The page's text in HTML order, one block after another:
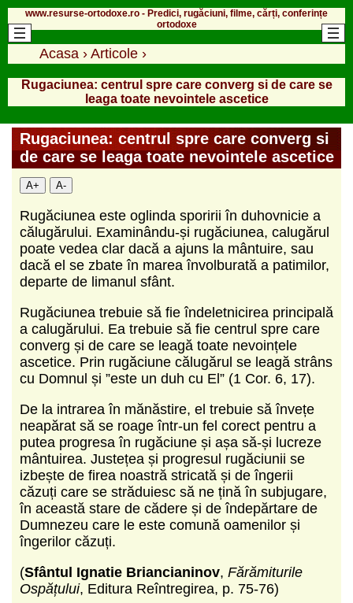
www.resurse-ortodoxe.ro - Predici, rugăciuni, filme, cărți, conferințe
ortodoxe
Acasa › Articole ›
Rugaciunea: centrul spre care converg si de care se
leaga toate nevointele ascetice
Rugaciunea: centrul spre care converg si
de care se leaga toate nevointele ascetice
A+ A-
Rugăciunea este oglinda sporirii în duhovnicie a
călugărului. Examinându-și rugăciunea, calugărul
poate vedea clar dacă a ajuns la mântuire, sau
dacă el se zbate în marea învolburată a patimilor,
departe de limanul sfânt.
Rugăciunea trebuie să fie îndeletnicirea principală
a calugărului. Ea trebuie să fie centrul spre care
converg și de care se leagă toate nevoințele
ascetice. Prin rugăciune călugărul se leagă strâns
cu Domnul și ”este un duh cu El” (1 Cor. 6, 17).
De la intrarea în mănăstire, el trebuie să învețe
neapărat să se roage într-un fel corect pentru a
putea progresa în rugăciune și așa să-și lucreze
mântuirea. Justețea și progresul rugăciunii se
izbește de firea noastră stricată și de îngerii
căzuți care se străduiesc să ne țină în subjugare,
în această stare de cădere și de îndepărtare de
Dumnezeu care le este comună oamenilor și
îngerilor căzuți.
(Sfântul Ignatie Briancianinov, Fărămiturile
Ospățului, Editura Reîntregirea, p. 75-76)